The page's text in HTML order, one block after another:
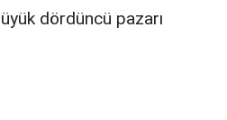
dördüncü pazarı